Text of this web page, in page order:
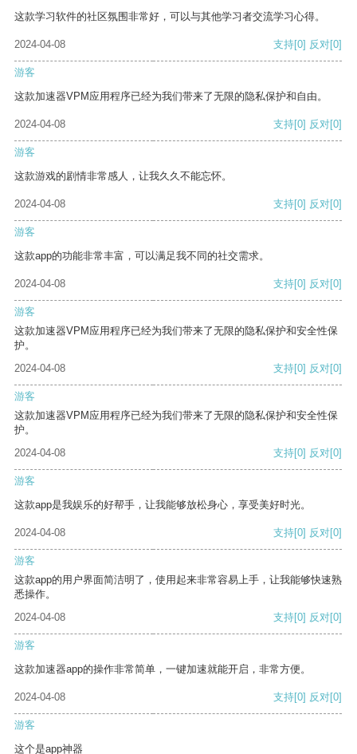
这款学习软件的社区氛围非常好，可以与其他学习者交流学习心得。
2024-04-08 支持[0] 反对[0]
游客
这款加速器VPM应用程序已经为我们带来了无限的隐私保护和自由。
2024-04-08 支持[0] 反对[0]
游客
这款游戏的剧情非常感人，让我久久不能忘怀。
2024-04-08 支持[0] 反对[0]
游客
这款app的功能非常丰富，可以满足我不同的社交需求。
2024-04-08 支持[0] 反对[0]
游客
这款加速器VPM应用程序已经为我们带来了无限的隐私保护和安全性保
护。
2024-04-08
支持[0] 反对[0]
游客
这款加速器VPM应用程序已经为我们带来了无限的隐私保护和安全性保
护。
2024-04-08
支持[0] 反对[0]
游客
这款app是我娱乐的好帮手，让我能够放松身心，享受美好时光。
2024-04-08 支持[0] 反对[0]
游客
这款app的用户界面简洁明了，使用起来非常容易上手，让我能够快速熟
悉操作。
2024-04-08
支持[0] 反对[0]
游客
这款加速器app的操作非常简单，一键加速就能开启，非常方便。
2024-04-08 支持[0] 反对[0]
游客
这个是app神器